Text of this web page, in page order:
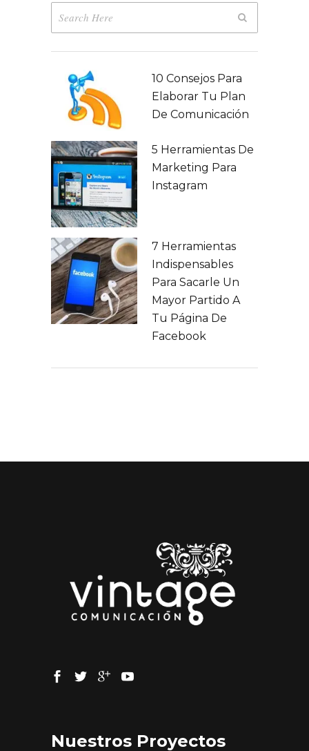
10 Consejos Para
Elaborar Tu Plan
De Comunicación
5 Herramientas De
Marketing Para
Instagram
7 Herramientas
Indispensables
Para Sacarle Un
Mayor Partido A
Tu Página De
Facebook
Nuestros Proyectos